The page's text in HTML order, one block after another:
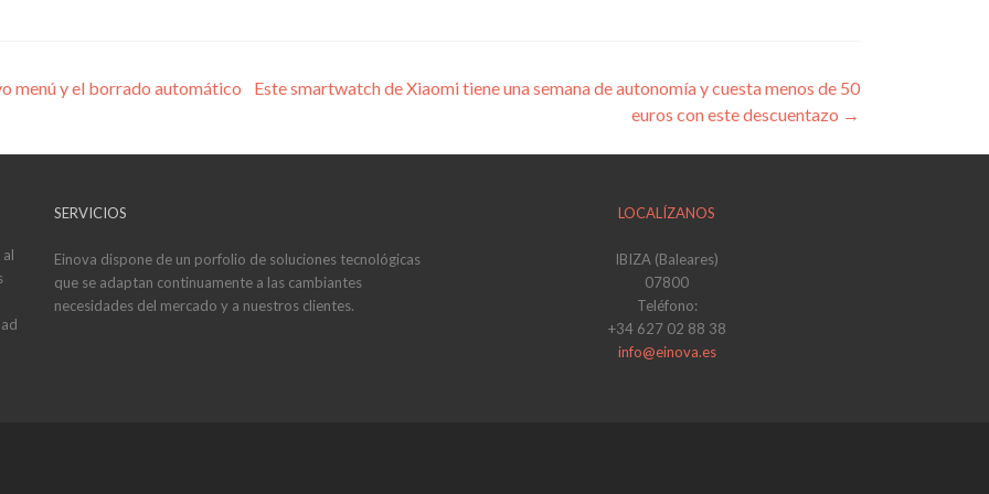
menú y el borrado automático
Este smartwatch de Xiaomi tiene una semana de autonomía y cuesta menos de 50
euros con este descuentazo →
SERVICIOS
Einova dispone de un porfolio de soluciones tecnológicas
que se adaptan continuamente a las cambiantes
necesidades del mercado y a nuestros clientes.
LOCALÍZANOS
IBIZA (Baleares)
07800
Teléfono:
+34 627 02 88 38
info@einova.es